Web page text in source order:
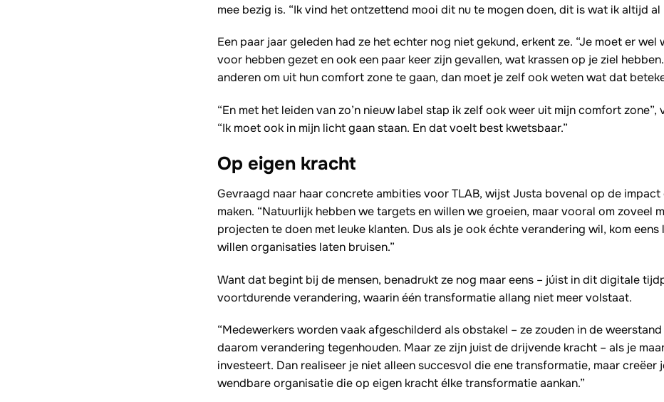
mee bezig is. “Ik vind het ontzettend mooi dit nu te mogen doen, dit is wat ik altijd al
Een paar jaar geleden had ze het echter nog niet gekund, erkent ze. “Je moet er wel
voor hebben gezet en ook een paar keer zijn gevallen, wat krassen op je ziel
anderen om uit hun comfort zone te gaan, dan moet je zelf ook weten wat dat
“En met het leiden van zo’n nieuw label stap ik zelf ook weer uit mijn comfort zone”,
“Ik moet ook in mijn licht gaan staan. En dat voelt best kwetsbaar.”
Op eigen kracht
Gevraagd naar haar concrete ambities voor TLAB, wijst Justa bovenal op de impact
maken. “Natuurlijk hebben we targets en willen we groeien, maar vooral om zoveel
projecten te doen met leuke klanten. Dus als je ook échte verandering wil, kom eens
willen organisaties laten bruisen.”
Want dat begint bij de mensen, benadrukt ze nog maar eens – júist in dit digitale
voortdurende verandering, waarin één transformatie allang niet meer volstaat.
“Medewerkers worden vaak afgeschilderd als obstakel – ze zouden in de
daarom verandering tegenhouden. Maar ze zijn juist de drijvende kracht – als je
investeert. Dan realiseer je niet alleen succesvol die ene transformatie, maar creëer
wendbare organisatie die op eigen kracht élke transformatie aankan.”